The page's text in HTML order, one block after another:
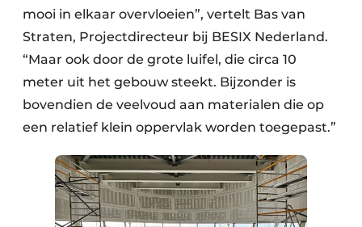
mooi in elkaar overvloeien”, vertelt Bas van
Straten, Projectdirecteur bij BESIX Nederland.
“Maar ook door de grote luifel, die circa 10
meter uit het gebouw steekt. Bijzonder is
bovendien de veelvoud aan materialen die op
een relatief klein oppervlak worden toegepast.”